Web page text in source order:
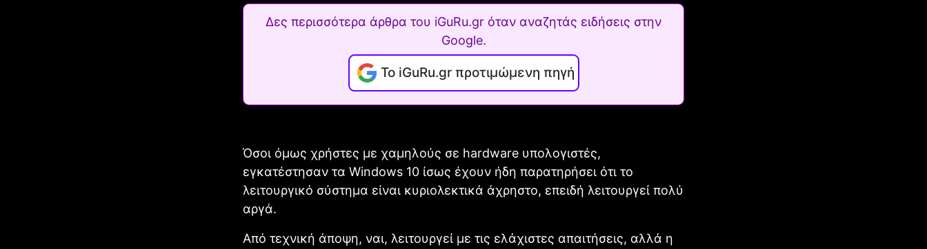
Δες περισσότερα άρθρα του iGuRu.gr όταν αναζητάς ειδήσεις στην
Google.
Το iGuRu.gr προτιμώμενη πηγή
Όσοι όμως χρήστες με χαμηλούς σε hardware υπολογιστές,
εγκατέστησαν τα Windows 10 ίσως έχουν ήδη παρατηρήσει ότι το
λειτουργικό σύστημα είναι κυριολεκτικά άχρηστο, επειδή λειτουργεί πολύ
αργά.
Από τεχνική άποψη, ναι, λειτουργεί με τις ελάχιστες απαιτήσεις, αλλά η